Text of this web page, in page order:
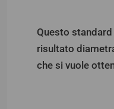
Questo
risultato
che si vuole